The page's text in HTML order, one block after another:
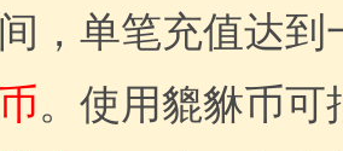
，单笔充值达到
。使用貔貅币可